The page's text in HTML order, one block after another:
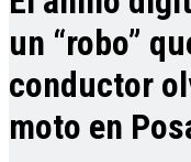
un “robo”
conductor
moto en